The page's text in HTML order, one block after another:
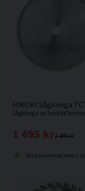
HiKOKI Sågklinga
2 495 kr
1 495 kr
Skickas normalt inom 1-3